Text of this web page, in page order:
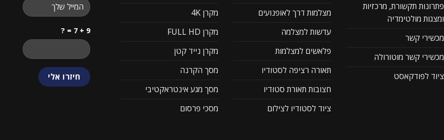
פתרונות תקשורת, מרכזיות
ומצגות מולטימדיה
מכשירי קשר
מכשירי קשר מוטורולה
ציוד לפודקאסט
מצלמות דרך לאופנועים
עדשות למצלמה
פלאשים למצלמות
תאורה רציפה לסטודיו
חצובות תאורת סטודיו
ציוד לסטודיו לצילום
מקרן 4K
מקרן FULL HD
מקרן נייד קטן
מסך הקרנה
מסך מגע אינטראקטיבי
מסכי פרסום
9 + 7 = ?